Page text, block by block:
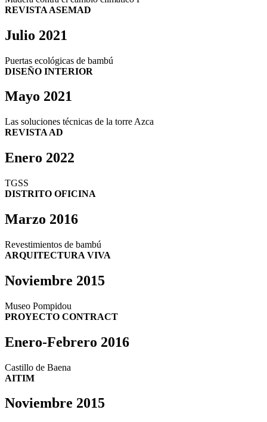
REVISTA ASEMAD
Julio 2021
Puertas ecológicas de bambú
DISEÑO INTERIOR
Mayo 2021
Las soluciones técnicas de la torre Azca
REVISTA AD
Enero 2022
TGSS
DISTRITO OFICINA
Marzo 2016
Revestimientos de bambú
ARQUITECTURA VIVA
Noviembre 2015
Museo Pompidou
PROYECTO CONTRACT
Enero-Febrero 2016
Castillo de Baena
AITIM
Noviembre 2015